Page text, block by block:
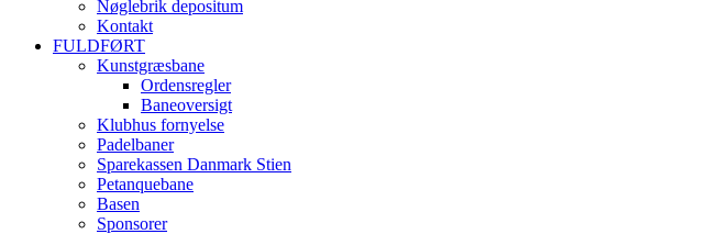
Nøglebrik depositum
Kontakt
FULDFØRT
Kunstgræsbane
Ordensregler
Baneoversigt
Klubhus fornyelse
Padelbaner
Sparekassen Danmark Stien
Petanquebane
Basen
Sponsorer